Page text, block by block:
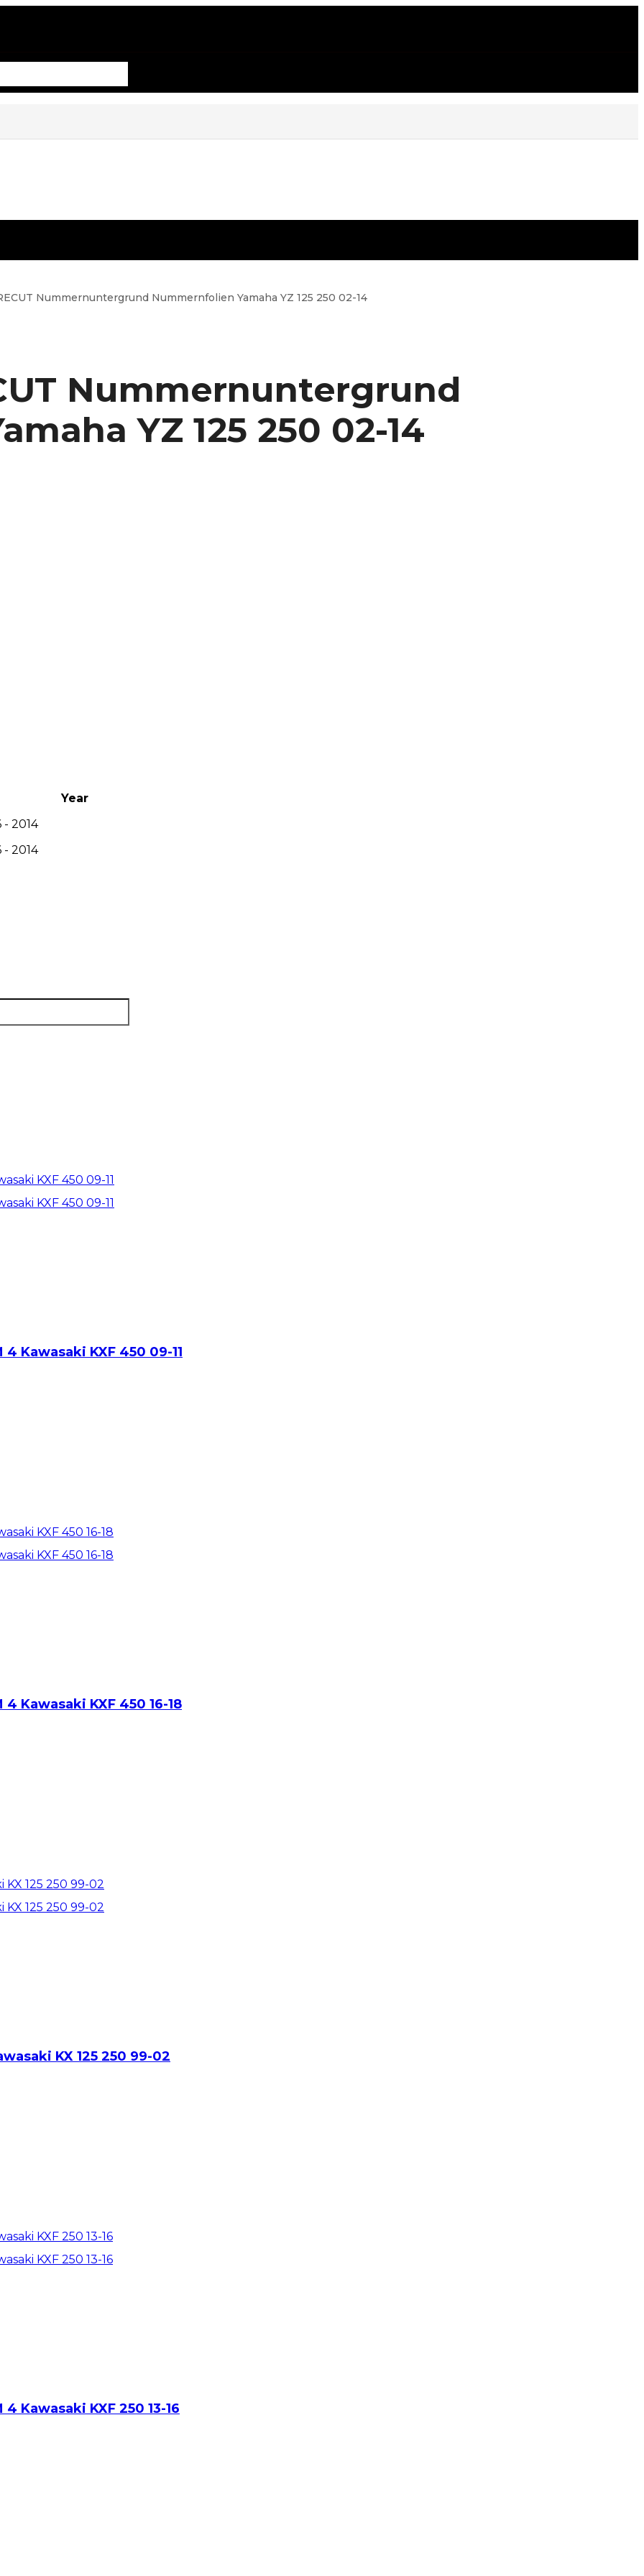
Nummernuntergrund Nummernfolien Yamaha YZ 125 250 02-14
Nummernuntergrund
YZ 125 250 02-14
Year
- 2014
- 2014
Kawasaki KXF 450 09-11
Kawasaki KXF 450 16-18
KX 125 250 99-02
Kawasaki KXF 250 13-16